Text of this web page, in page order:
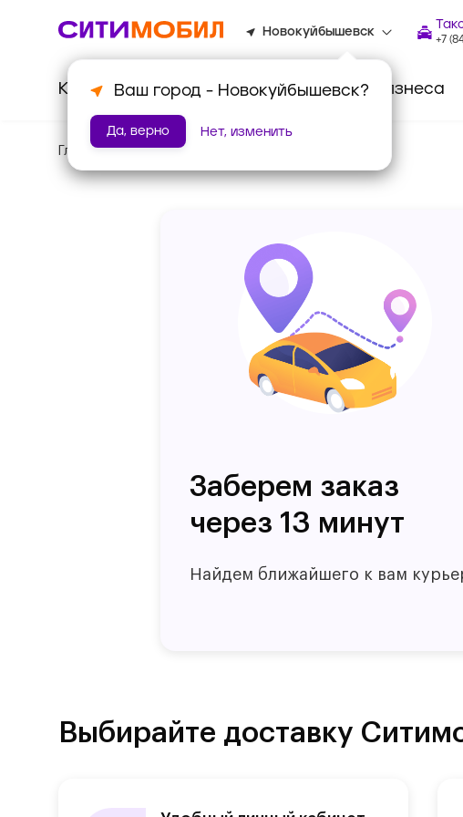
Новокуйбышевск
Ваш город - Новокуйбышевск?
Да, верно Нет, изменить
+7
Клиентам Водителям Для бизнеса
Главная /Доставка для бизнеса
Заберем заказ
через 13 минут
Найдем ближайшего к вам
Выбирайте доставку